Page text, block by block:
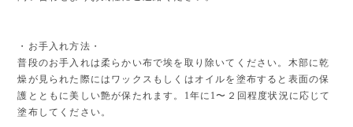
・お手入れ方法・
普段のお手入れは柔らかい布で埃を取り除いてください。木部に乾
燥が見られた際にはワックスもしくはオイルを塗布すると表面の保
護とともに美しい艶が保たれます。1年に1〜２回程度状況に応じて
塗布してください。